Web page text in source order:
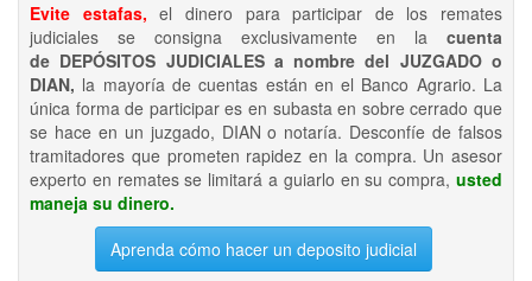
Evite estafas, el dinero para participar de los remates
judiciales se consigna exclusivamente en la cuenta
de DEPÓSITOS JUDICIALES a nombre del JUZGADO o
DIAN, la mayoría de cuentas están en el Banco Agrario. La
única forma de participar es en subasta en sobre cerrado que
se hace en un juzgado, DIAN o notaría. Desconfíe de falsos
tramitadores que prometen rapidez en la compra. Un asesor
experto en remates se limitará a guiarlo en su compra, usted
maneja su dinero.
Aprenda cómo hacer un deposito judicial